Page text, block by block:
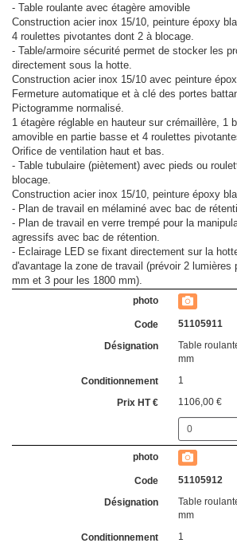
- Table roulante avec étagère amovible
Construction acier inox 15/10, peinture époxy
4 roulettes pivotantes dont 2 à blocage.
- Table/armoire sécurité permet de stocker les
directement sous la hotte.
Construction acier inox 15/10 avec peinture
Fermeture automatique et à clé des portes
Pictogramme normalisé.
1 étagère réglable en hauteur sur crémaillère, 1
amovible en partie basse et 4 roulettes
Orifice de ventilation haut et bas.
- Table tubulaire (piètement) avec pieds ou
blocage.
Construction acier inox 15/10, peinture époxy
- Plan de travail en mélaminé avec bac de
- Plan de travail en verre trempé pour la
agressifs avec bac de rétention.
- Eclairage LED se fixant directement sur la
d'avantage la zone de travail (prévoir 2 lumières
mm et 3 pour les 1800 mm).
51105911
Table
mm
1
1106,00 €
51105912
Table
mm
1